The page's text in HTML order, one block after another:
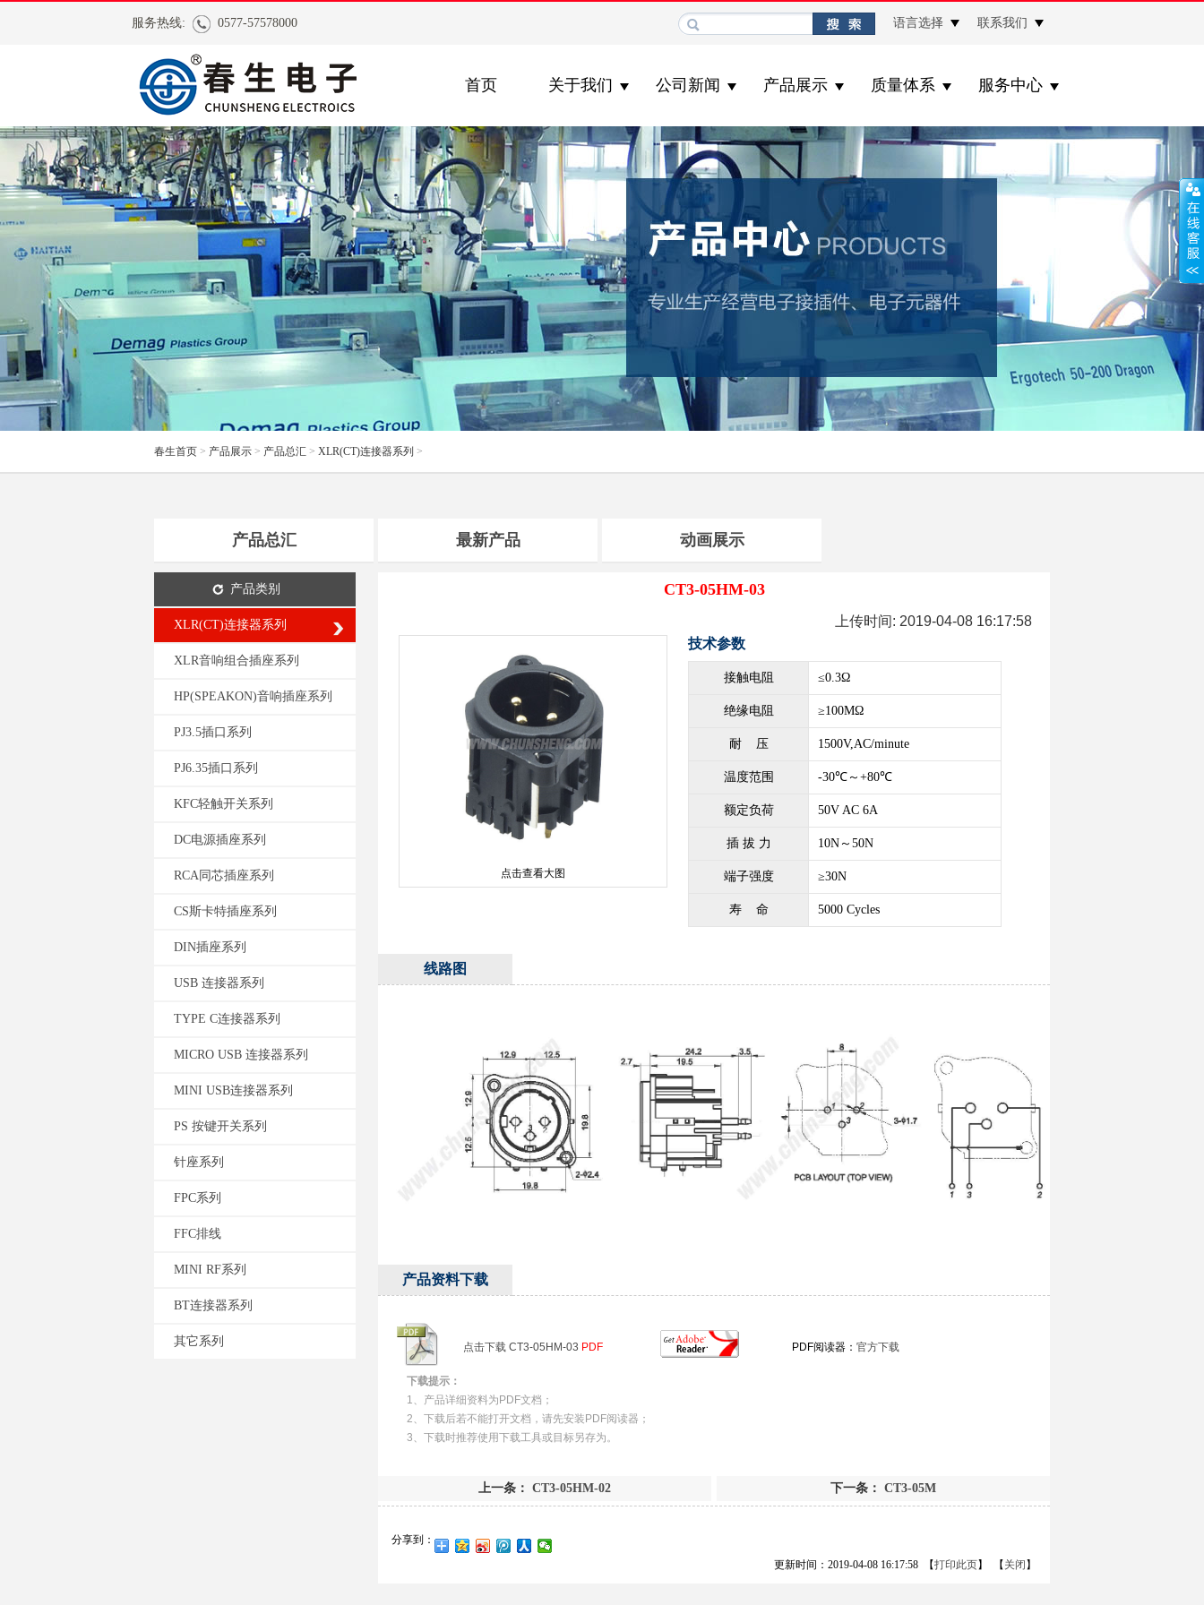
服务热线: 0577-57578000 语言选择 联系我们
首页 关于我们 公司新闻 产品展示 质量体系 服务中心
春生首页 > 产品展示 > 产品总汇 > XLR(CT)连接器系列 >
产品总汇 最新产品 动画展示
产品类别
XLR(CT)连接器系列
XLR音响组合插座系列
HP(SPEAKON)音响插座系列
PJ3.5插口系列
PJ6.35插口系列
KFC轻触开关系列
DC电源插座系列
RCA同芯插座系列
CS斯卡特插座系列
DIN插座系列
USB 连接器系列
TYPE C连接器系列
MICRO USB 连接器系列
MINI USB连接器系列
PS 按键开关系列
针座系列
FPC系列
FFC排线
MINI RF系列
BT连接器系列
其它系列
CT3-05HM-03
上传时间: 2019-04-08 16:17:58
点击查看大图
技术参数
接触电阻 ≤0.3Ω
绝缘电阻 ≥100MΩ
耐 压 1500V,AC/minute
温度范围 -30℃～+80℃
额定负荷 50V AC 6A
插 拔 力 10N～50N
端子强度 ≥30N
寿 命 5000 Cycles
线路图
产品资料下载
点击下载 CT3-05HM-03 PDF PDF阅读器： 官方下载
下载提示：
1、产品详细资料为PDF文档；
2、下载后若不能打开文档，请先安装PDF阅读器；
3、下载时推荐使用下载工具或目标另存为。
上一条： CT3-05HM-02 下一条： CT3-05M
分享到：
更新时间：2019-04-08 16:17:58 【打印此页】 【 关闭 】